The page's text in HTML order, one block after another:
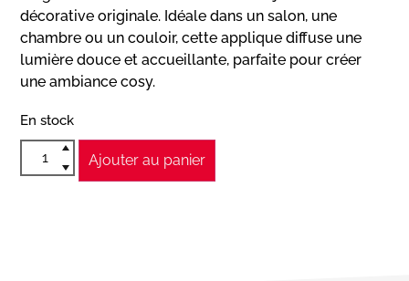
décorative originale. Idéale dans un salon, une
chambre ou un couloir, cette applique diffuse une
lumière douce et accueillante, parfaite pour créer
une ambiance cosy.
En stock
Ajouter au panier